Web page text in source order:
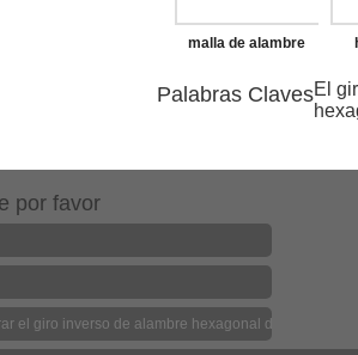
malla de alambre
Palabras ClavesEl
por favor